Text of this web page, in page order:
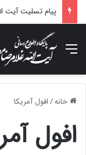
منو
خانه/افول آمریکا
افول